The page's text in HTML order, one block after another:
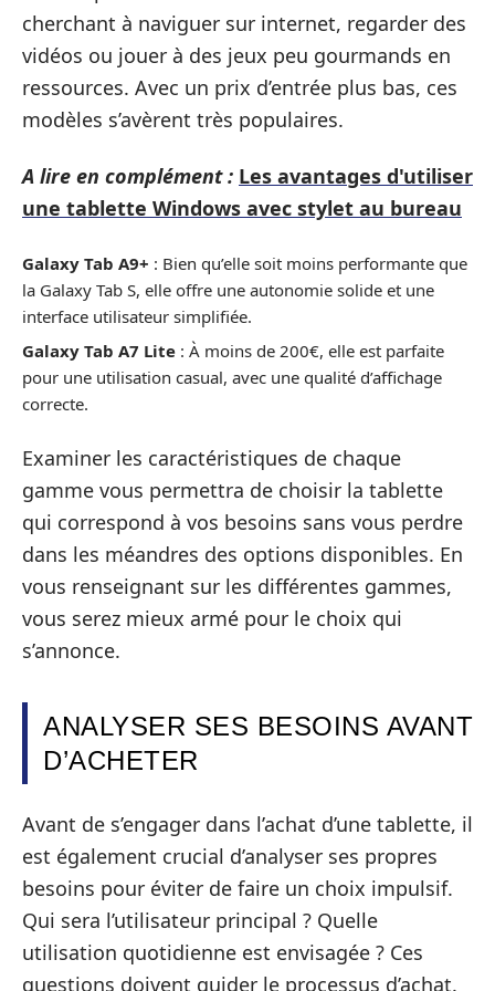
cherchant à naviguer sur internet, regarder des
vidéos ou jouer à des jeux peu gourmands en
ressources. Avec un prix d’entrée plus bas, ces
modèles s’avèrent très populaires.
A lire en complément : Les avantages d'utiliser
une tablette Windows avec stylet au bureau
Galaxy Tab A9+ : Bien qu’elle soit moins performante que
la Galaxy Tab S, elle offre une autonomie solide et une
interface utilisateur simplifiée.
Galaxy Tab A7 Lite : À moins de 200€, elle est parfaite
pour une utilisation casual, avec une qualité d’affichage
correcte.
Examiner les caractéristiques de chaque
gamme vous permettra de choisir la tablette
qui correspond à vos besoins sans vous perdre
dans les méandres des options disponibles. En
vous renseignant sur les différentes gammes,
vous serez mieux armé pour le choix qui
s’annonce.
ANALYSER SES BESOINS AVANT
D’ACHETER
Avant de s’engager dans l’achat d’une tablette, il
est également crucial d’analyser ses propres
besoins pour éviter de faire un choix impulsif.
Qui sera l’utilisateur principal ? Quelle
utilisation quotidienne est envisagée ? Ces
questions doivent guider le processus d’achat.